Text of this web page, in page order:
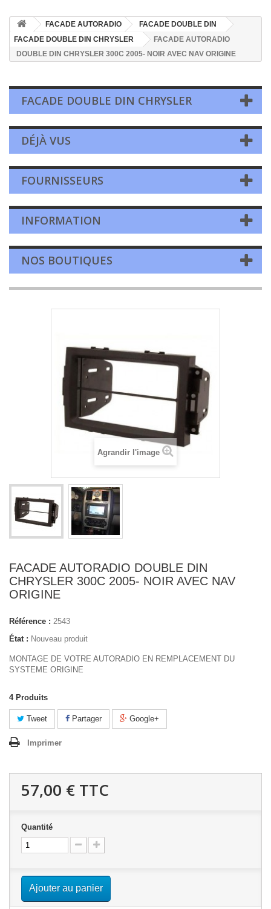
FACADE AUTORADIO
FACADE DOUBLE DIN
FACADE DOUBLE DIN CHRYSLER
FACADE AUTORADIO
DOUBLE DIN CHRYSLER 300C 2005- NOIR AVEC NAV ORIGINE
FACADE DOUBLE DIN CHRYSLER
DÉJÀ VUS
FOURNISSEURS
INFORMATION
NOS BOUTIQUES
Agrandir l'image
FACADE AUTORADIO DOUBLE DIN
CHRYSLER 300C 2005- NOIR AVEC NAV
ORIGINE
Référence : 2543
État : Nouveau produit
MONTAGE DE VOTRE AUTORADIO EN REMPLACEMENT DU
SYSTEME ORIGINE
4 Produits
Tweet Partager Google+
Imprimer
57,00 € TTC
Quantité
Ajouter au panier